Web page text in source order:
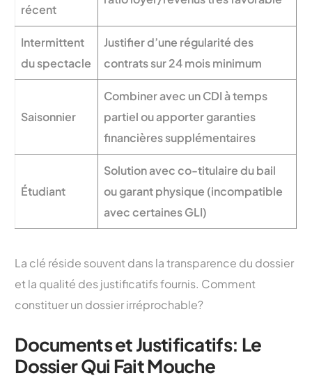
récent
Intermittent
du spectacle
Justifier d’une régularité des
contrats sur 24 mois minimum
Saisonnier
Combiner avec un CDI à temps
partiel ou apporter garanties
financières supplémentaires
Étudiant
Solution avec co-titulaire du bail
ou garant physique (incompatible
avec certaines GLI)
La clé réside souvent dans la transparence du dossier
et la qualité des justificatifs fournis. Comment
constituer un dossier irréprochable?
Documents et Justificatifs: Le
Dossier Qui Fait Mouche